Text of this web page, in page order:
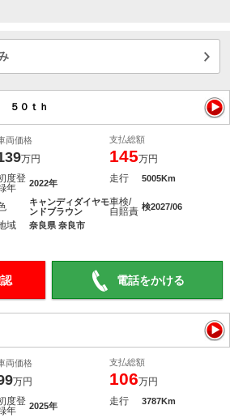
５０ｔｈ
両価格
万円
支払総額
145万円
度登
年
2022年 走行 5005Km
キャンディダイヤモ
ンドブラウン
車検/
自賠責 検2027/06
域 奈良県 奈良市
電話をかける
両価格
万円
支払総額
106万円
度登
年
2025年 走行 3787Km